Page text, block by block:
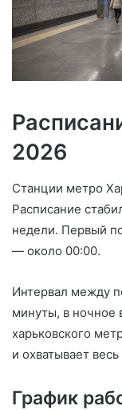
2026
Станции метро
Расписание
недели. Первый
— около 00:00.
Интервал между
минуты, в ночное
харьковского
и охватывает
График